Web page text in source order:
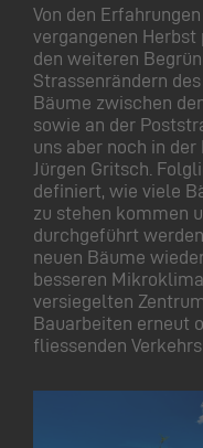
Von den
vergangenen
den weiteren
Strassenrändern
Bäume zwischen
sowie an der
uns aber noch in
Jürgen Gritsch.
definiert, wie viele
zu stehen kommen
durchgeführt
neuen Bäume
besseren
versiegelten
Bauarbeiten erneut
fliessenden